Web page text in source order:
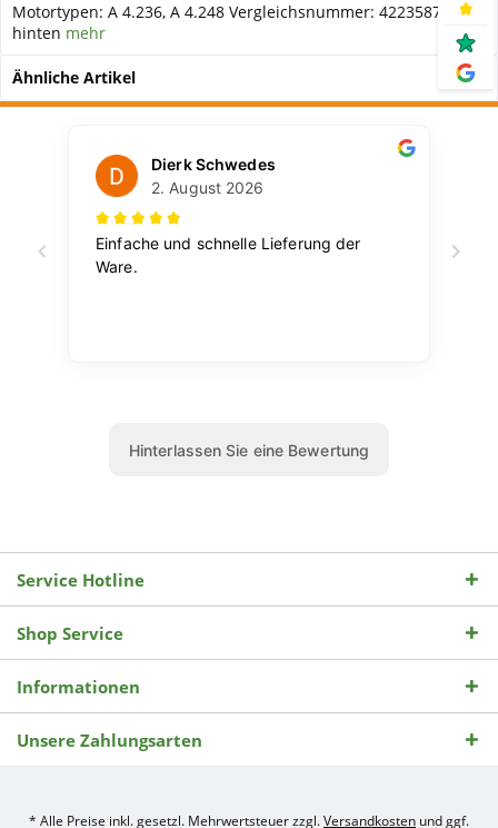
Motortypen: A 4.236, A 4.248 Vergleichsnummer: 4223587M1
hinten mehr
Ähnliche Artikel
Service Hotline
Shop Service
Informationen
Unsere Zahlungsarten
* Alle Preise inkl. gesetzl. Mehrwertsteuer zzgl.Versandkosten und ggf.